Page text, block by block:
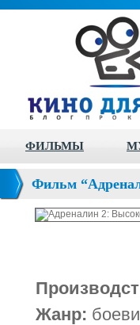
ФИЛЬМЫ
Фильм
Жанр: